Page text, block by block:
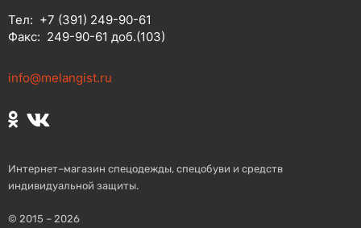
Тел: +7 (391) 249-90-61
Факс: 249-90-61 доб.(103)
info@melangist.ru
Интернет–магазин спецодежды, спецобуви и средств
индивидуальной защиты.
© 2015 – 2026